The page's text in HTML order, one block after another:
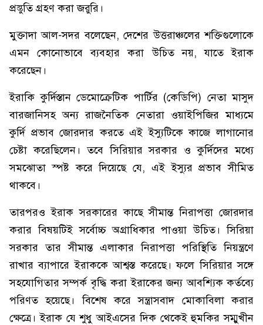
প্রস্তুতি গ্রহণ করা জরুরি।
মুক্তাদা আল-সদর বলেছেন, দেশের উত্তরাঞ্চলের শক্তিগুলোকে
এমন কোনোভাবে ব্যবহার করা উচিত নয়, যাতে ইরাক
করেছেন।
ইরাকি কুর্দিস্তান ডেমোক্রেটিক পার্টির (কেডিপি) নেতা মাসুদ
বারজানিসহ অন্য রাজনৈতিক নেতারা ওয়াইপিজির মাধ্যমে
কুর্দি প্রভাব জোরদার করতে এই ইস্যুটিকে কাজে লাগানোর
চেষ্টা করেছিলেন। তবে সিরিয়ার সরকার ও কুর্দিদের মধ্যে
সমঝোতা স্পষ্ট করে দিয়েছে যে, এই ইস্যুর প্রভাব সীমিত
থাকবে।
তারপরও ইরাক সরকারের কাছে সীমান্ত নিরাপত্তা জোরদার
করার বিষয়টিই সর্বোচ্চ অগ্রাধিকার পাওয়া উচিত। সিরিয়া
সরকার তার সীমান্ত এলাকার নিরাপত্তা পরিস্থিতি নিয়ন্ত্রণে
রাখার ব্যাপারে ইরাককে আশ্বস্ত করেছে। ফলে সিরিয়ার সঙ্গে
সহযোগিতার সম্পর্ক বৃদ্ধি করা ইরাকের জন্য আবশ্যিক কর্তব্যে
পরিণত হয়েছে। বিশেষ করে সন্ত্রাসবাদ মোকাবিলা করার
ক্ষেত্রে। ইরাক যে শুধু আইএসের দিক থেকেই হুমকির সম্মুখীন